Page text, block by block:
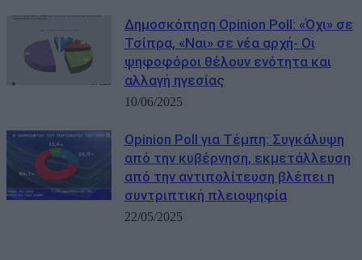
Δημοσκόπηση Opinion Poll: «Όχι» σε
Τσίπρα, «Ναι» σε νέα αρχή- Οι
ψηφοφόροι θέλουν ενότητα και
αλλαγή ηγεσίας
10/06/2025
Opinion Poll για Τέμπη: Συγκάλυψη
από την κυβέρνηση, εκμετάλλευση
από την αντιπολίτευση βλέπει η
συντριπτική πλειοψηφία
22/05/2025